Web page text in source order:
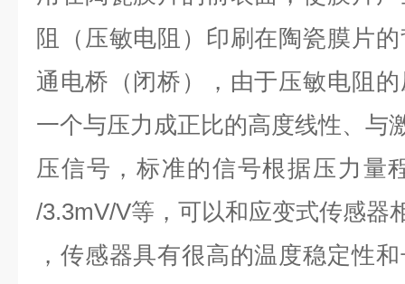
阻（压敏电阻）印刷在陶瓷膜片
通电桥（闭桥），由于压敏电阻
一个与压力成正比的高度线性、与
压信号，标准的信号根据压力量
/3.3mV/V等，可以和应变式传感器
，传感器具有很高的温度稳定性